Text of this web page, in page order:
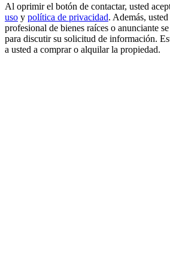
Al oprimir el botón de contactar, usted
uso y política de privacidad. Además,
profesional de bienes raíces o anunciante
para discutir su solicitud de información.
a usted a comprar o alquilar la propiedad.